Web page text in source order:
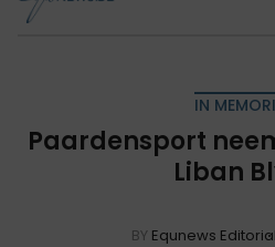
IN
Paardensport
Liban
BY Equnews Editorial